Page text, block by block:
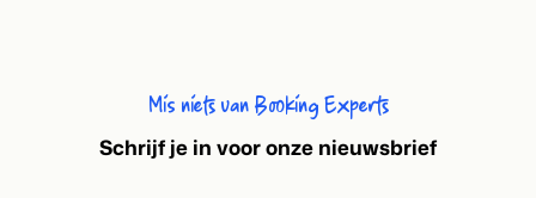
Mis niets van Booking Experts
Schrijf je in voor onze nieuwsbrief